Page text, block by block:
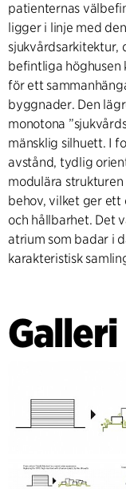
patienternas
ligger i linje med
sjukvårdsarkitektur,
befintliga höghusen
för ett
byggnader. Den
monotona
mänsklig silhuett. I
avstånd, tydlig
modulära
behov, vilket ger
och hållbarhet. Det
atrium som badar i
karakteristisk
Galleri